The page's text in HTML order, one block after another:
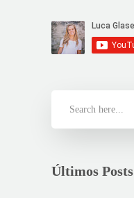
Últimos Posts